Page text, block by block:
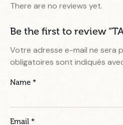
There are no reviews yet.
Be the first to review
Votre adresse e-mail ne sera
obligatoires sont indiqués
Name *
Email *